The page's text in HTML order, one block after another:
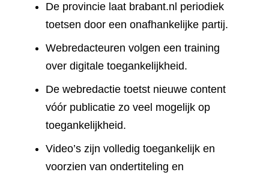
De provincie laat brabant.nl periodiek
toetsen door een onafhankelijke partij.
Webredacteuren volgen een training
over digitale toegankelijkheid.
De webredactie toetst nieuwe content
vóór publicatie zo veel mogelijk op
toegankelijkheid.
Video’s zijn volledig toegankelijk en
voorzien van ondertiteling en